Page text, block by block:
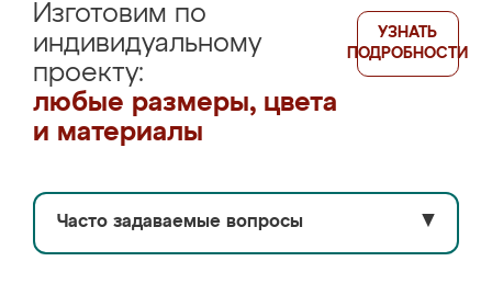
Изготовим по
индивидуальному
проекту:
любые размеры, цвета
и материалы
УЗНАТЬ
ПОДРОБНОСТИ
Часто задаваемые вопросы ▼